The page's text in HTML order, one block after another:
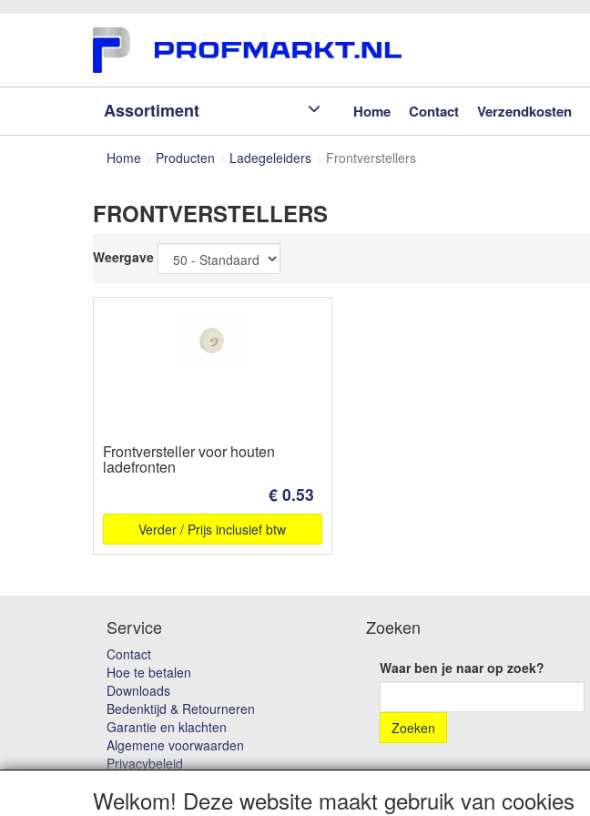
Assortiment Home Contact Verzendkosten
Home Producten Ladegeleiders Frontverstellers
FRONTVERSTELLERS
Weergave
Frontversteller voor houten
ladefronten
€ 0.53
Verder / Prijs inclusief btw
Service
Contact
Hoe te betalen
Downloads
Bedenktijd & Retourneren
Garantie en klachten
Algemene voorwaarden
Privacybeleid
Zoeken
Waar ben je naar op zoek?
Welkom! Deze website maakt gebruik van cookies